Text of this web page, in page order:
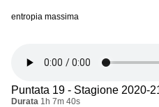
entropia massima
Puntata 19 - Stagione 2020-
Durata 1h 7m 40s